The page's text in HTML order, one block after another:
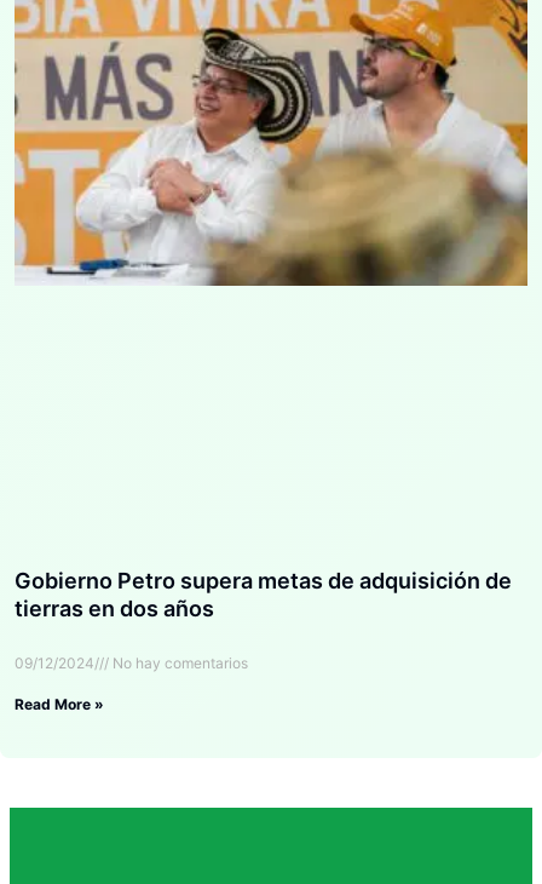
Gobierno Petro supera metas de adquisición de
tierras en dos años
09/12/2024 No hay comentarios
Read More »